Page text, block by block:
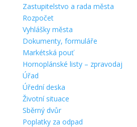
Zastupitelstvo a rada města
Rozpočet
Vyhlášky města
Dokumenty, formuláře
Markétská pouť
Hornoplánské listy – zpravodaj
Úřad
Úřední deska
Životní situace
Sběrný dvůr
Poplatky za odpad